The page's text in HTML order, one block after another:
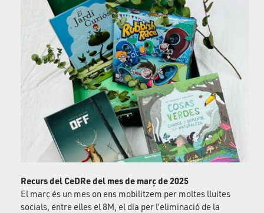
Recurs del CeDRe del mes de març de 2025
El març és un mes on ens mobilitzem per moltes lluites
socials, entre elles el 8M, el dia per l’eliminació de la